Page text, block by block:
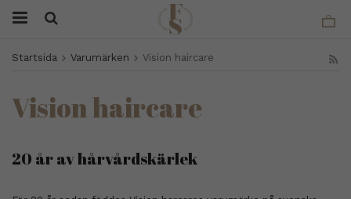
Startsida Varumärken Vision haircare
Vision haircare
20 år av hårvårdskärlek